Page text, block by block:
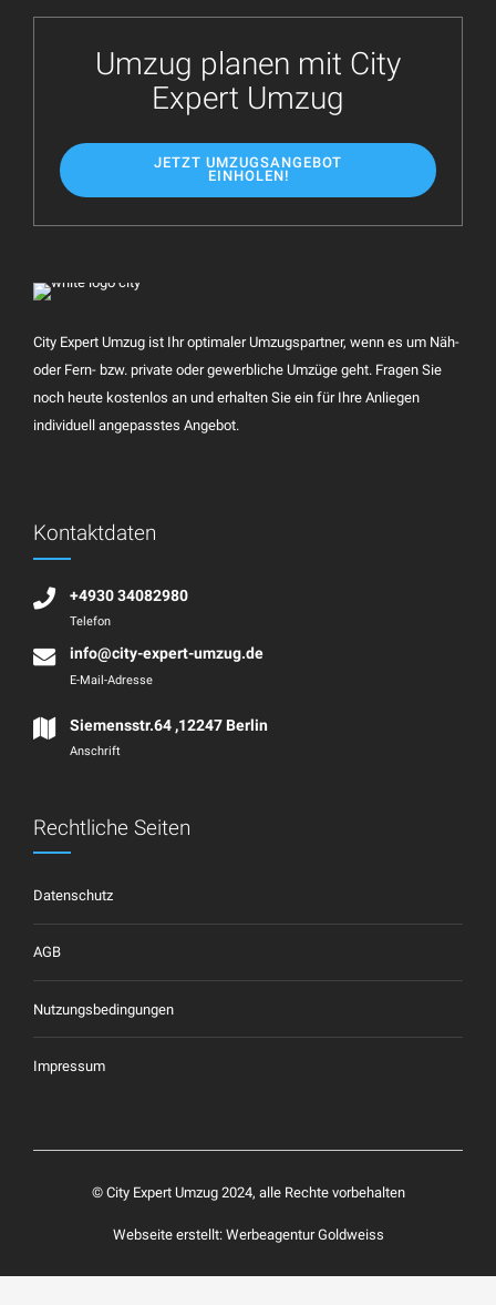
Umzug planen mit City
Expert Umzug
JETZT UMZUGSANGEBOT
EINHOLEN!
City Expert Umzug ist Ihr optimaler Umzugspartner, wenn es um Näh-
oder Fern- bzw. private oder gewerbliche Umzüge geht. Fragen Sie
noch heute kostenlos an und erhalten Sie ein für Ihre Anliegen
individuell angepasstes Angebot.
Kontaktdaten
+4930 34082980
Telefon
info@city-expert-umzug.de
E-Mail-Adresse
Siemensstr.64 ,12247 Berlin
Anschrift
Rechtliche Seiten
Datenschutz
AGB
Nutzungsbedingungen
Impressum
© City Expert Umzug2024, alle Rechte vorbehalten
Webseite erstellt: Werbeagentur Goldweiss